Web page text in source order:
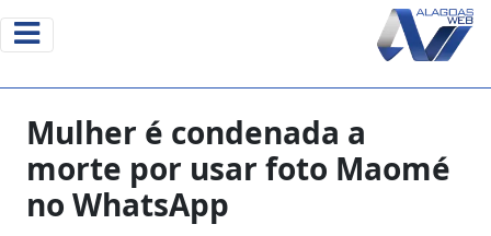
Mulher é condenada a
morte por usar foto Maomé
no WhatsApp